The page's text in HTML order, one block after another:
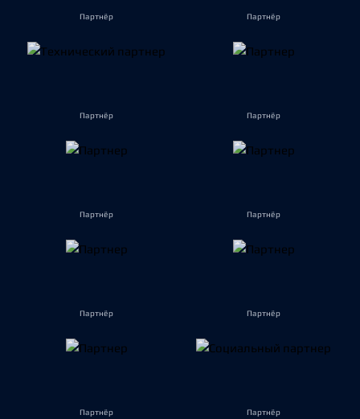
Партнёр Партнёр
Партнёр Партнёр
Партнёр Партнёр
Партнёр Партнёр
Партнёр Партнёр